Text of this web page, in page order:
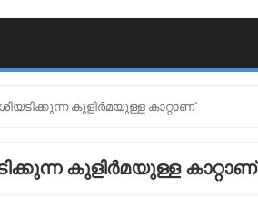
കുളിർമയുള്ള കാറ്റാണ്
കുളിർമയുള്ള കാറ്റാണ്